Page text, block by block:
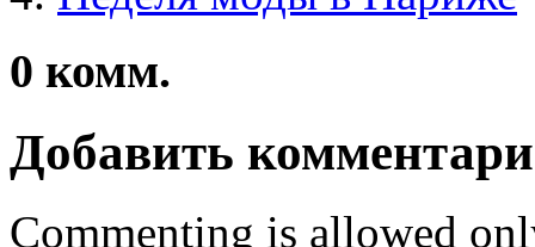
0 комм.
Добавить
Commenting is allowed